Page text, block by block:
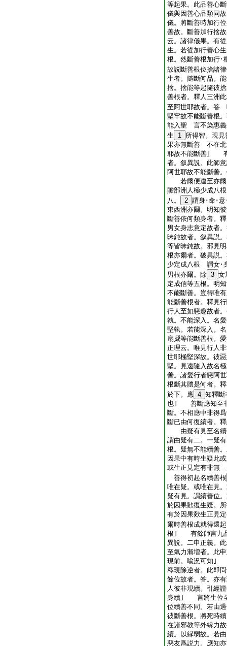
等起果。此品善心
儀與因善心品類同
儀。將斷善時加行
善故。斷善加行捨
云。諸律儀果。有
生。若從加行善心
根。然斷善根加行･
故説斷善根位捨諸
生者。隨斷何品。
捨。捨能等起隨
善根者。釋人三
至阿世耶故者。答
堅牢故不能斷善根
能入聖 言不染惠義
生
1 所得智。現
果亦無斷善 不在北
耶故不能斷善｣
者。叙異説。此師
阿世耶故不能斷善
若爾便違至亦爾
贍部洲人極少成八
八。
2 謂身･命･
東西洲亦爾。明
斷善依何類身者
男女身志意定故
昧鈍故者。叙異説
等皆昧鈍故。邪
根亦爾者。破異説
少定成八根 謂女･
男根亦爾。除 3 女
定成信等五根。明
不能斷善。豈得
能斷善根者。釋
行人至如惡趣故者
執。不能深入。名
堅執。若能深入。
扇搋等能斷善根。
正理云。唯見行人
世耶極堅深故。彼
堅。見遠隨入故名
善。諸愛行者惡
根斷其體是何者。
於下。應 4 知釋斷
也｣ 善斷應知至非
斷。不相應中非
斷已由何復續者。
由疑有見至名續
謂由疑有二。一疑
根。疑無不能續善
因果中有時生疑
或生正見定有非無
善得初起名續善根
唯在疑。或唯在見
疑有見。謂續善位
於因果欻復生疑。
有於因果欻生正見
爾時善根成就得還
根｣ 有餘師言九品
異説。二申正義
至氣力漸増者。此
現前。喩況可知｣
釋現除逆者。此
餘位故者。答。亦
人彼非現續。引經
身續｣ 言將生位至
位續善不同。若由
彼斷善根。將死時
在諸邪教等外縁力
續。以縁弱故。若
惡友爲説力。應